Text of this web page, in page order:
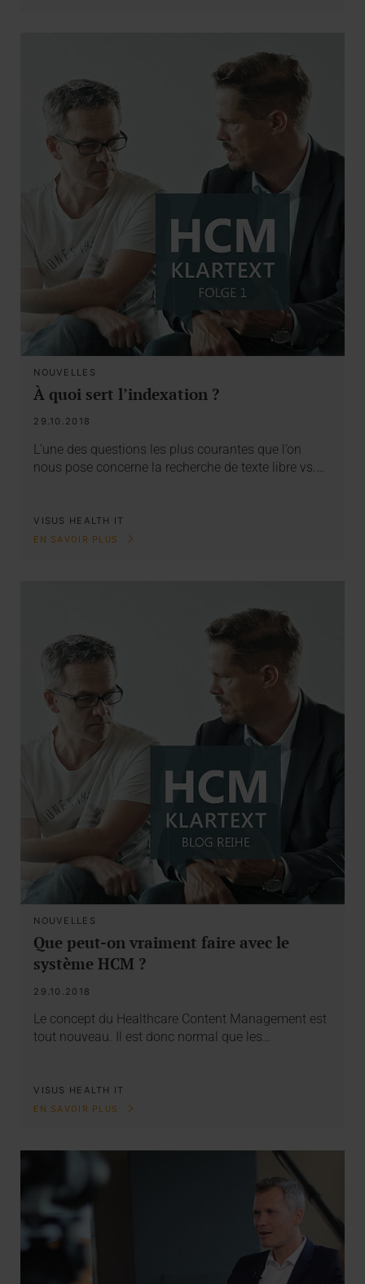
NOUVELLES
À quoi sert l’indexation ?
29.10.2018
L’une des questions les plus courantes que l’on
nous pose concerne la recherche de texte libre vs.…
VISUS HEALTH IT
EN SAVOIR PLUS
NOUVELLES
Que peut-on vraiment faire avec le
système HCM ?
29.10.2018
Le concept du Healthcare Content Management est
tout nouveau. Il est donc normal que les…
VISUS HEALTH IT
EN SAVOIR PLUS